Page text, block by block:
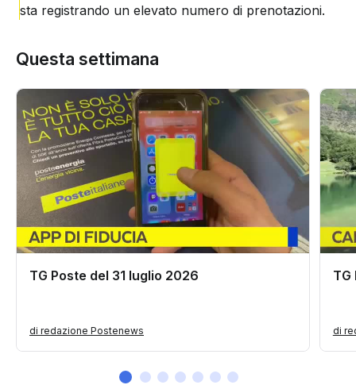
sta registrando un elevato numero di prenotazioni.
Questa settimana
TG Poste del 31 luglio 2026
di redazione Postenews
TG
di